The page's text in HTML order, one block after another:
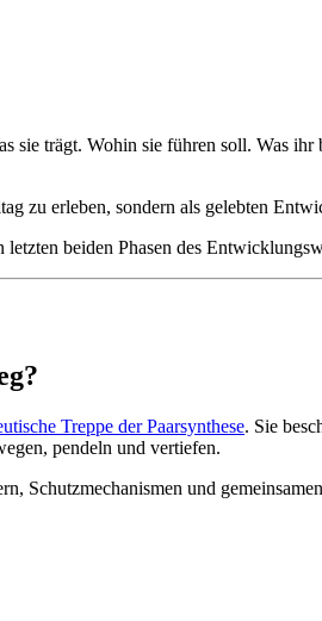
sie trägt. Wohin sie führen soll. Was
zu erleben, sondern als gelebten
beiden Phasen des
Treppe der Paarsynthese. Sie
pendeln und vertiefen.
Schutzmechanismen und